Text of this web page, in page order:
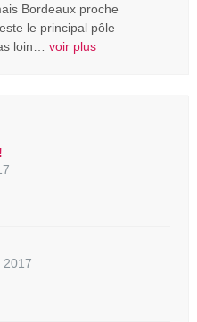
Bordeaux proche
le principal pôle
loin… voir plus
2017